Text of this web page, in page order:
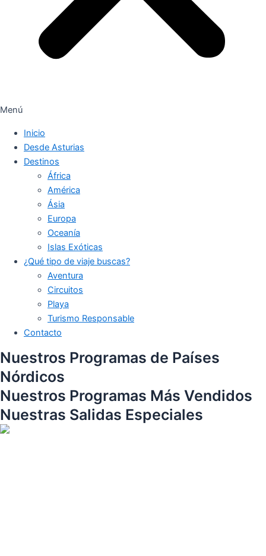
Menú
Inicio
Desde Asturias
Destinos
África
América
Ásia
Europa
Oceanía
Islas Exóticas
¿Qué tipo de viaje buscas?
Aventura
Circuitos
Playa
Turismo Responsable
Contacto
Nuestros Programas de Países
Nórdicos
Nuestros Programas Más Vendidos
Nuestras Salidas Especiales